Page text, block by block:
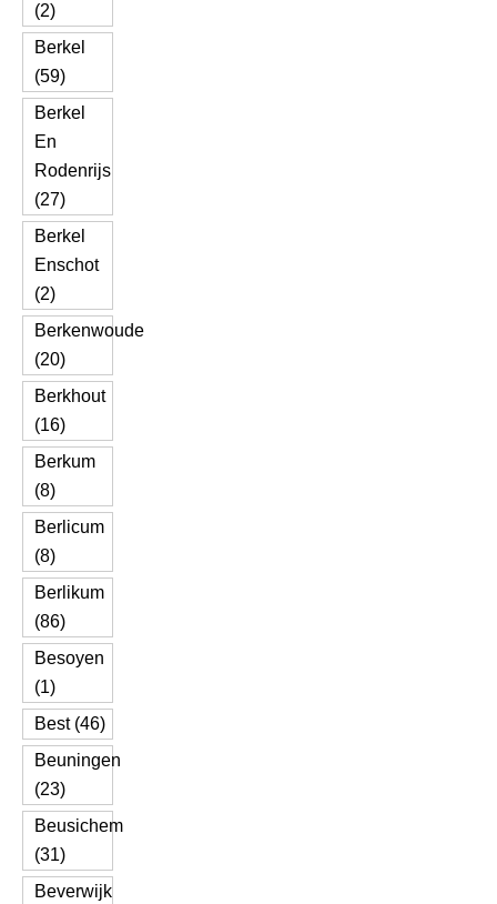
(2)
Berkel
(59)
Berkel
En
Rodenrijs
(27)
Berkel
Enschot
(2)
Berkenwoude
(20)
Berkhout
(16)
Berkum
(8)
Berlicum
(8)
Berlikum
(86)
Besoyen
(1)
Best (46)
Beuningen
(23)
Beusichem
(31)
Beverwijk